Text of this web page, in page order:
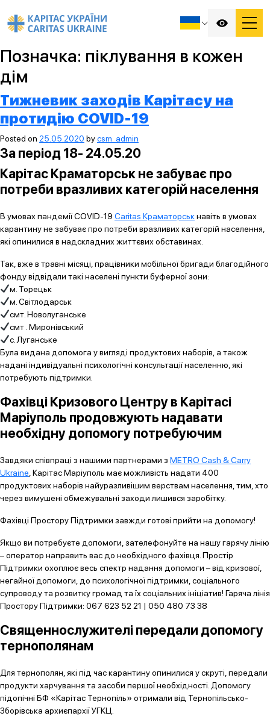
Позначка: піклування в кожен
дім
Тижневик заходів Карітасу на
протидію COVID-19
Posted on 25.05.2020 bycsm_admin
За період 18- 24.05.20
Карітас Краматорськ не забуває про
потреби вразливих категорій населення
В умовах пандемії COVID-19 Caritas Краматорськнавіть в умовах
карантину не забуває про потреби вразливих категорій населення,
які опинилися в надскладних життєвих обставинах.
Так, вже в травні місяці, працівники мобільної бригади благодійного
фонду відвідали такі населені пункти буферної зони:
м. Торецьк
м. Світлодарськ
смт. Новолуганське
смт . Миронівський
с. Луганське
Була видана допомога у вигляді продуктових наборів, а також
надані індивідуальні психологічні консультації населенню, які
потребують підтримки.
Фахівці Кризового Центру в Карітасі
Маріуполь продовжують надавати
необхідну допомогу потребуючим
Завдяки співпраці з нашими партнерами з METRO Cash & Carry
Ukraine , Карітас Маріуполь має можливість надати 400
продуктових наборів найуразливішим верствам населення, тим, хто
через вимушені обмежувальні заходи лишився заробітку.
Фахівці Простору Підтримки завжди готові прийти на допомогу!
Якщо ви потребуєте допомоги, зателефонуйте на нашу гарячу лінію
– оператор направить вас до необхідного фахівця. Простір
Підтримки охоплює весь спектр надання допомоги – від кризової,
негайної допомоги, до психологічної підтримки, соціального
супроводу та розвитку громад та їх соціальних ініціатив! Гаряча лінія
Простору Підтримки: 067 623 52 21 | 050 480 73 38
Священнослужителі передали допомогу
тернополянам
Для тернополян, які під час карантину опинилися у скруті, передали
продукти харчування та засоби першої необхідності. Допомогу
підопічні БФ «Карітас Тернопіль» отримали від Тернопільсько-
Зборівська архиєпархії УГКЦ.